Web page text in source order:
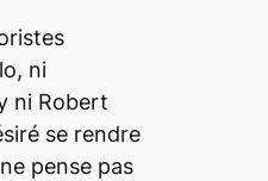
ni
ni Robert
se rendre
pense pas